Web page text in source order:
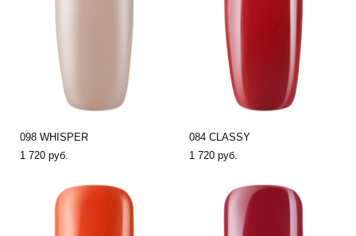
098 WHISPER
1 720 pуб.
084 CLASSY
1 720 pуб.